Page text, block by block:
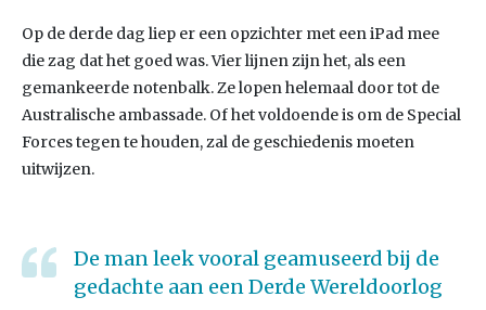
Op de derde dag liep er een opzichter met een iPad mee
die zag dat het goed was. Vier lijnen zijn het, als een
gemankeerde notenbalk. Ze lopen helemaal door tot de
Australische ambassade. Of het voldoende is om de Special
Forces tegen te houden, zal de geschiedenis moeten
uitwijzen.
De man leek vooral geamuseerd bij de
gedachte aan een Derde Wereldoorlog